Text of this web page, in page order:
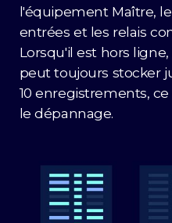
l'équipement Maître,
entrées et les relais
Lorsqu'il est hors
peut toujours stocker
10 enregistrements,
le dépannage.